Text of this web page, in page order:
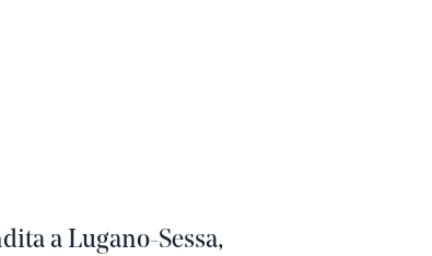
a Lugano-Sessa,